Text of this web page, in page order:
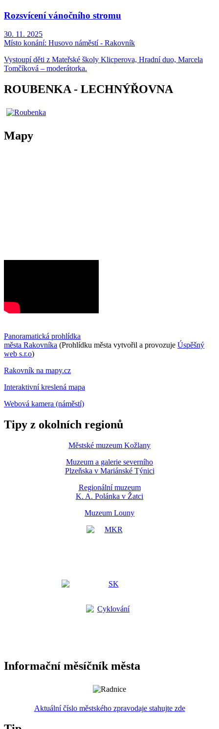
Rozsvícení vánočního stromu
30. 11. 2025
Místo konání: Husovo náměstí - Rakovník
Vystoupí děti z Mateřské školy Klicperova, Hradní duo, Marcela
Tomčíková – moderátorka.
ROUBENKA - LECHNÝŘOVNA
Mapy
Panoramatická prohlídka
města Rakovníka (Prohlídku města vytvořil a provozuje Úspěšný
web s.r.o)
Rakovník na mapy.cz
Interaktivní kreslená mapa
Webová kamera (náměstí)
Tipy z okolních regionů
Městské muzeum Kožlany
Muzeum a galerie severního
Plzeňska v Mariánské Týnici
Regionální muzeum
K. A. Polánka v Žatci
Muzeum Louny
Informační měsíčník města
Aktuální číslo městského zpravodaje stahujte zde